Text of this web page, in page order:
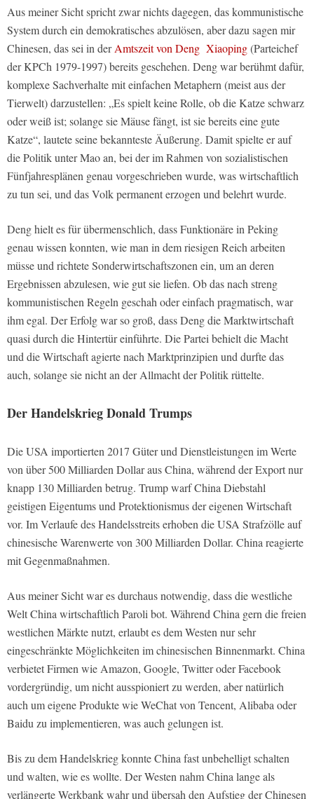
Aus meiner Sicht spricht zwar nichts dagegen, das kommunistische
System durch ein demokratisches abzulösen, aber dazu sagen mir
Chinesen, das sei in derAmtszeit von Deng Xiaoping(Parteichef
der KPCh 1979-1997) bereits geschehen. Deng war berühmt dafür,
komplexe Sachverhalte mit einfachen Metaphern (meist aus der
Tierwelt) darzustellen: „Es spielt keine Rolle, ob die Katze schwarz
oder weiß ist; solange sie Mäuse fängt, ist sie bereits eine gute
Katze“, lautete seine bekannteste Äußerung. Damit spielte er auf
die Politik unter Mao an, bei der im Rahmen von sozialistischen
Fünfjahresplänen genau vorgeschrieben wurde, was wirtschaftlich
zu tun sei, und das Volk permanent erzogen und belehrt wurde.
Deng hielt es für übermenschlich, dass Funktionäre in Peking
genau wissen konnten, wie man in dem riesigen Reich arbeiten
müsse und richtete Sonderwirtschaftszonen ein, um an deren
Ergebnissen abzulesen, wie gut sie liefen. Ob das nach streng
kommunistischen Regeln geschah oder einfach pragmatisch, war
ihm egal. Der Erfolg war so groß, dass Deng die Marktwirtschaft
quasi durch die Hintertür einführte. Die Partei behielt die Macht
und die Wirtschaft agierte nach Marktprinzipien und durfte das
auch, solange sie nicht an der Allmacht der Politik rüttelte.
Der Handelskrieg Donald Trumps
Die USA importierten 2017 Güter und Dienstleistungen im Werte
von über 500 Milliarden Dollar aus China, während der Export nur
knapp 130 Milliarden betrug. Trump warf China Diebstahl
geistigen Eigentums und Protektionismus der eigenen Wirtschaft
vor. Im Verlaufe des Handelsstreits erhoben die USA Strafzölle auf
chinesische Warenwerte von 300 Milliarden Dollar. China reagierte
mit Gegenmaßnahmen.
Aus meiner Sicht war es durchaus notwendig, dass die westliche
Welt China wirtschaftlich Paroli bot. Während China gern die freien
westlichen Märkte nutzt, erlaubt es dem Westen nur sehr
eingeschränkte Möglichkeiten im chinesischen Binnenmarkt. China
verbietet Firmen wie Amazon, Google, Twitter oder Facebook
vordergründig, um nicht ausspioniert zu werden, aber natürlich
auch um eigene Produkte wie WeChat von Tencent, Alibaba oder
Baidu zu implementieren, was auch gelungen ist.
Bis zu dem Handelskrieg konnte China fast unbehelligt schalten
und walten, wie es wollte. Der Westen nahm China lange als
verlängerte Werkbank wahr und übersah den Aufstieg der Chinesen